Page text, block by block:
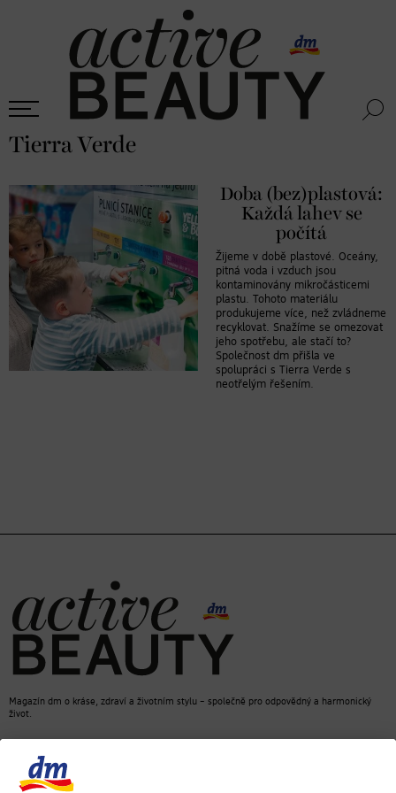
Tierra Verde
Doba (bez)plastová:
Každá lahev se
počítá
Žijeme v době plastové. Oceány,
pitná voda i vzduch jsou
kontaminovány mikročásticemi
plastu. Tohoto materiálu
produkujeme více, než zvládneme
recyklovat. Snažíme se omezovat
jeho spotřebu, ale stačí to?
Společnost dm přišla ve
spolupráci s Tierra Verde s
neotřelým řešením.
Magazín dm o kráse, zdraví a životním stylu – společně pro odpovědný a harmonický
život.